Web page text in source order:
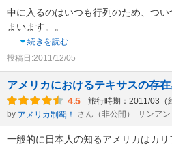
中に入るのはいつも行列のため、つい
まいます。。
...
続きを読む
投稿日:2011/12/05
アメリカにおけるテキサスの存
4.5 旅行時期：2011/03（
by アメリカ制覇！ さん（非公開） サンア
一般的に日本人の知るアメリカはカリ